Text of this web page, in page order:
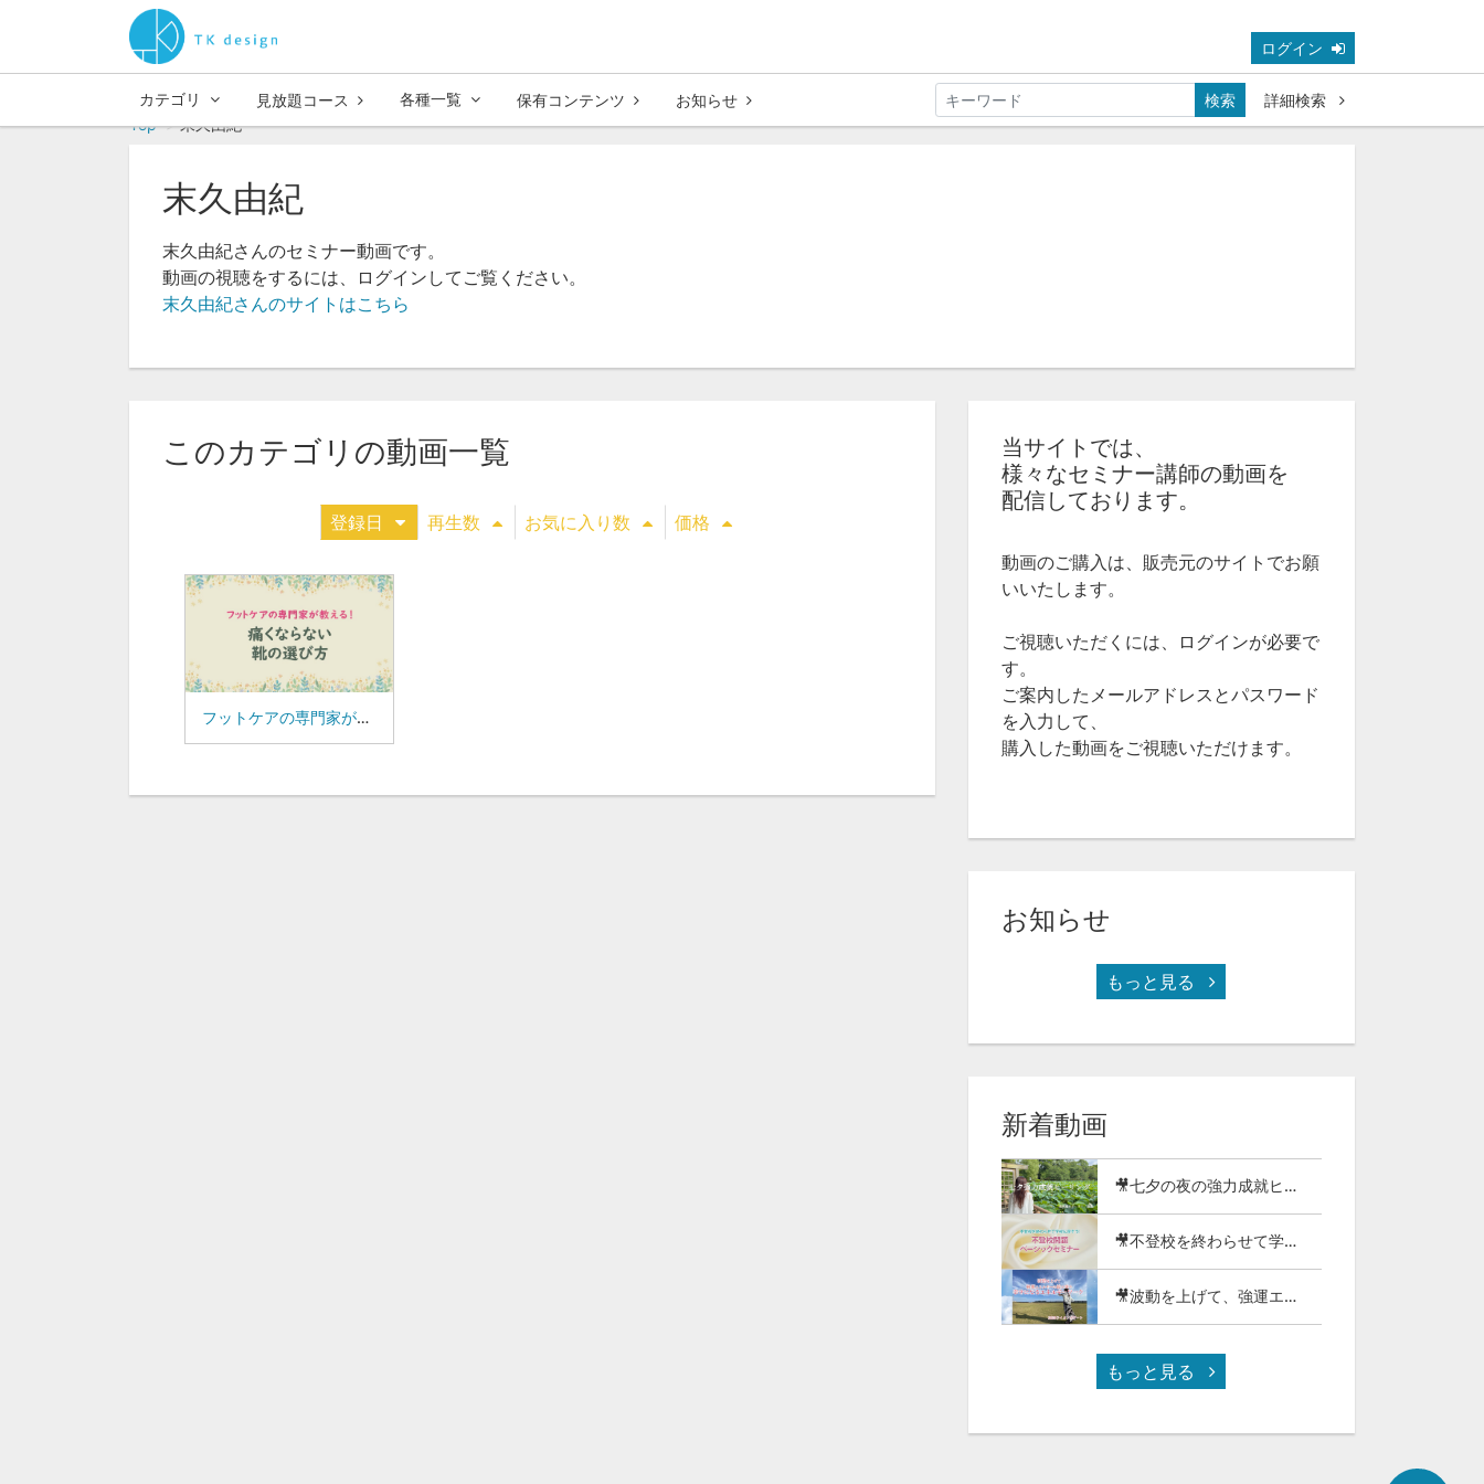
ログイン
カテゴリ 見放題コース 各種一覧 保有コンテンツ お知らせ 検索
詳細検索
Top
末久由紀
末久由紀
末久由紀さんのセミナー動画です。
動画の視聴をするには、ログインしてご覧ください。
末久由紀さんのサイトはこちら
このカテゴリの動画一覧
登録日 再生数 お気に入り数 価格
フットケアの専門家が教える！ 痛くならない靴の選び方（112-01）
当サイトでは、
様々なセミナー講師の動画を
配信しております。
動画のご購入は、販売元のサイトでお願
いいたします。
ご視聴いただくには、ログインが必要で
す。
ご案内したメールアドレスとパスワード
を入力して、
購入した動画をご視聴いただけます。
お知らせ
もっと見る
新着動画
🎥七夕の夜の強力成就ヒーリング2026（97-27）
🎥不登校を終わらせて学校に戻そう!不登校問題ベーシックセミナー（116-01）
🎥波動を上げて、強運エネルギーの波に乗り幸せになるエネルギーワーク2025（97-26）
もっと見る